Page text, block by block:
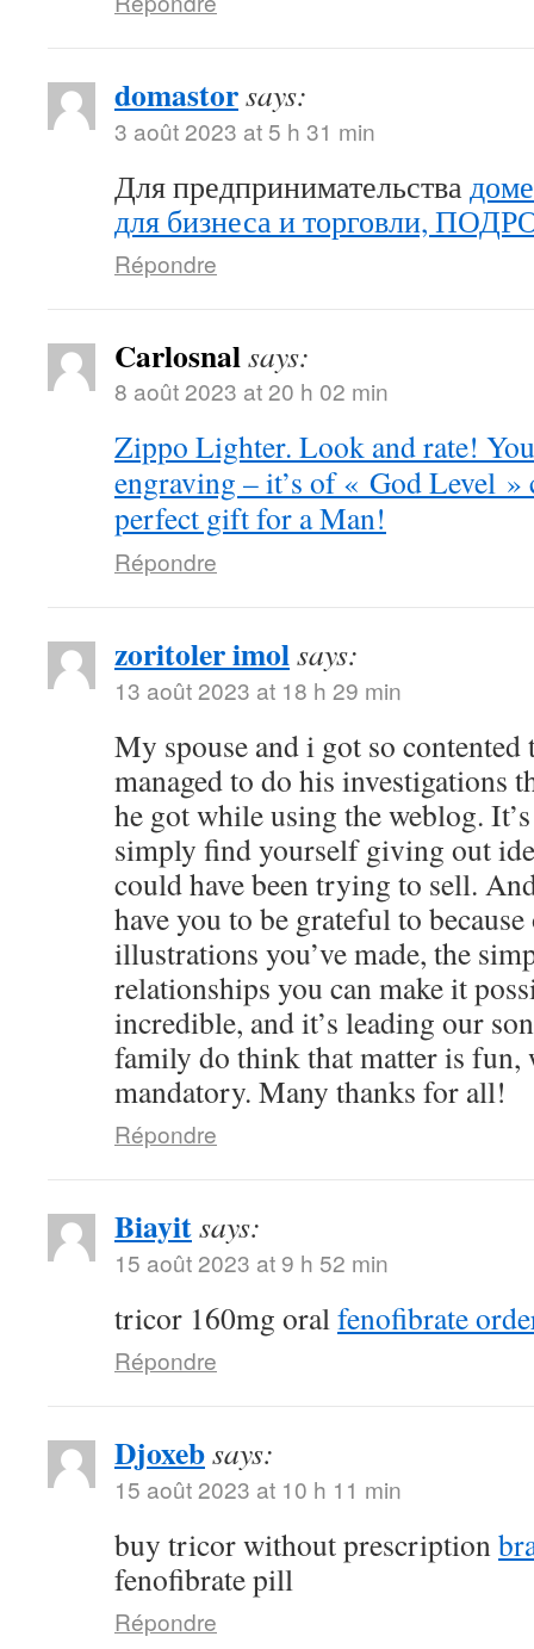
domastorsays:
3 août 2023 at 5 h 31 min
Для предпринимательства
для бизнеса и торговли,
Répondre
Carlosnalsays:
8 août 2023 at 20 h 02 min
Zippo Lighter. Look and rate!
engraving – it’s of « God Level
perfect gift for a Man!
Répondre
zoritoler imolsays:
13 août 2023 at 18 h 29 min
My spouse and i got so contented
managed to do his investigations
he got while using the weblog.
simply find yourself giving out
could have been trying to sell.
have you to be grateful to
illustrations you’ve made, the
relationships you can make it
incredible, and it’s leading our
family do think that matter is
mandatory. Many thanks for all!
Répondre
Biayitsays:
15 août 2023 at 9 h 52 min
tricor 160mg oralfenofibrate
Répondre
Djoxebsays:
15 août 2023 at 10 h 11 min
buy tricor without prescription
fenofibrate pill
Répondre